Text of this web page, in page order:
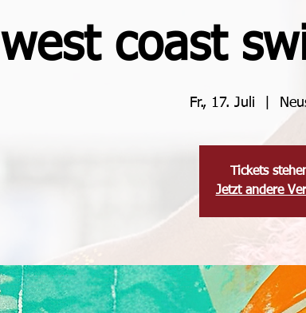
west coast
Fr., 17. Juli
Tickets
Jetzt andere